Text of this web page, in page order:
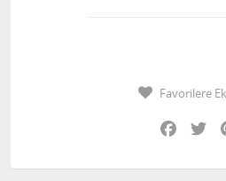
Favorilere